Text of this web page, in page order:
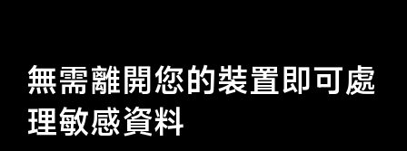
無需離開您的裝置即可處
理敏感資料